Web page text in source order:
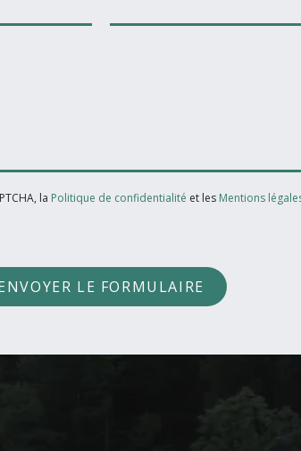
la Politique de confidentialité et les Mentions
LE FORMULAIRE